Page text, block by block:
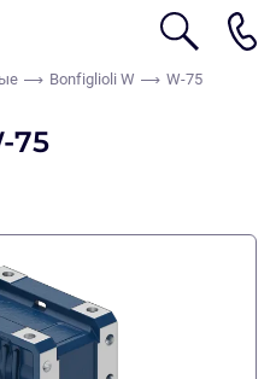
Bonfiglioli W W-75
75